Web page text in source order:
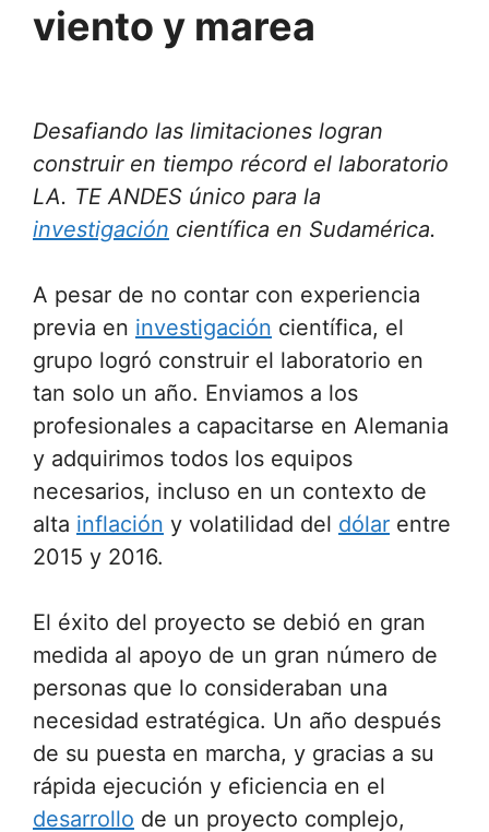
viento y marea
Desafiando las limitaciones logran
construir en tiempo récord el laboratorio
LA. TE ANDES único para la
investigación científica en Sudamérica.
A pesar de no contar con experiencia
previa en investigación científica, el
grupo logró construir el laboratorio en
tan solo un año. Enviamos a los
profesionales a capacitarse en Alemania
y adquirimos todos los equipos
necesarios, incluso en un contexto de
alta inflación y volatilidad del dólar entre
2015 y 2016.
El éxito del proyecto se debió en gran
medida al apoyo de un gran número de
personas que lo consideraban una
necesidad estratégica. Un año después
de su puesta en marcha, y gracias a su
rápida ejecución y eficiencia en el
desarrollo de un proyecto complejo,